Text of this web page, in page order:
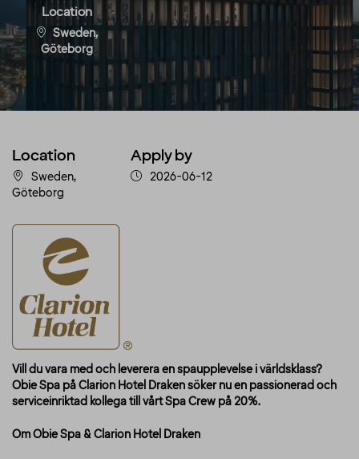
Location
Sweden,
Göteborg
Location
Sweden,
Göteborg
Apply by
2026-06-12
Vill du vara med och leverera en spaupplevelse i världsklass?
Obie Spa på Clarion Hotel Draken söker nu en passionerad och
serviceinriktad kollega till vårtSpa Crew på 20%.
Om Obie Spa & Clarion Hotel Draken